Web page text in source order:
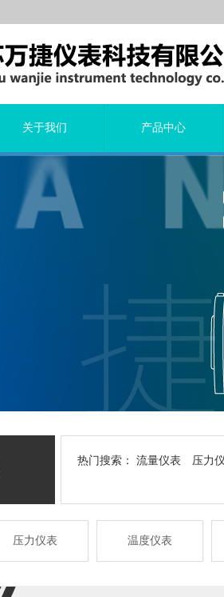
关于我们 产品中心
热门搜索： 流量仪表 压力
压力仪表 温度仪表